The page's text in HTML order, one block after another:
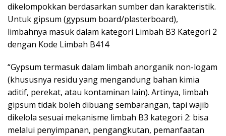
dikelompokkan berdasarkan sumber dan karakteristik.
Untuk gipsum (gypsum board/plasterboard),
limbahnya masuk dalam kategori Limbah B3 Kategori 2
dengan Kode Limbah B414
“Gypsum termasuk dalam limbah anorganik non-logam
(khususnya residu yang mengandung bahan kimia
aditif, perekat, atau kontaminan lain). Artinya, limbah
gipsum tidak boleh dibuang sembarangan, tapi wajib
dikelola sesuai mekanisme limbah B3 kategori 2: bisa
melalui penyimpanan, pengangkutan, pemanfaatan